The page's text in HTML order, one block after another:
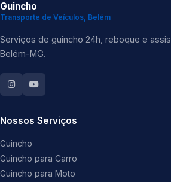
Guincho
Transporte de Veículos, Belém
Serviços de guincho 24h, reboque e
Belém-MG.
Nossos Serviços
Guincho
Guincho para Carro
Guincho para Moto